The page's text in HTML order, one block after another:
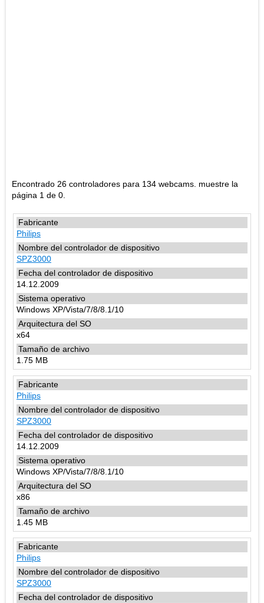
Encontrado 26 controladores para 134 webcams. muestre la
página 1 de 0.
Philips
SPZ3000
14.12.2009
Windows XP/Vista/7/8/8.1/10
x64
1.75 MB
Philips
SPZ3000
14.12.2009
Windows XP/Vista/7/8/8.1/10
x86
1.45 MB
Philips
SPZ3000